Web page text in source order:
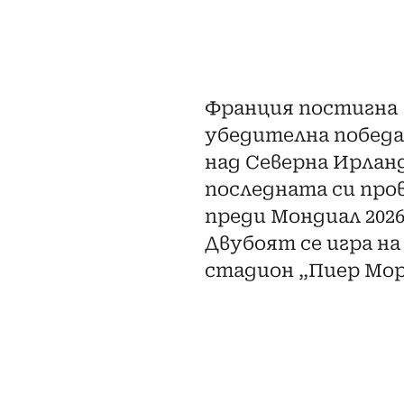
Франция постигна
убедителна победа
над Северна
последната си
преди Мондиал
Двубоят се игра на
стадион „Пиер